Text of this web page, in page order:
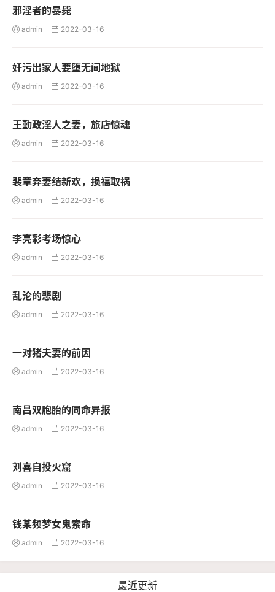
邪淫者的暴毙
 admin  2022-03-16
奸污出家人要堕无间地狱
 admin  2022-03-16
王勤政淫人之妻，旅店惊魂
 admin  2022-03-16
裴章弃妻结新欢，损福取祸
 admin  2022-03-16
李亮彩考场惊心
 admin  2022-03-16
乱沦的悲剧
 admin  2022-03-16
一对猪夫妻的前因
 admin  2022-03-16
南昌双胞胎的同命异报
 admin  2022-03-16
刘喜自投火窟
 admin  2022-03-16
钱某频梦女鬼索命
 admin  2022-03-16
最近更新